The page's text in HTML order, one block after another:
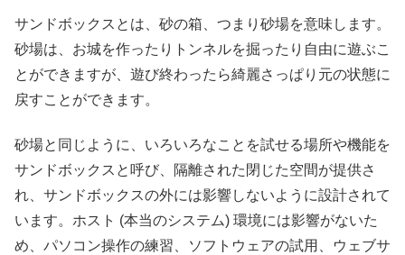
サンドボックスとは、砂の箱、つまり砂場を意味します。
砂場は、お城を作ったりトンネルを掘ったり自由に遊ぶこ
とができますが、遊び終わったら綺麗さっぱり元の状態に
戻すことができます。
砂場と同じように、いろいろなことを試せる場所や機能を
サンドボックスと呼び、隔離された閉じた空間が提供さ
れ、サンドボックスの外には影響しないように設計されて
います。ホスト (本当のシステム) 環境には影響がないた
め、パソコン操作の練習、ソフトウェアの試用、ウェブサ